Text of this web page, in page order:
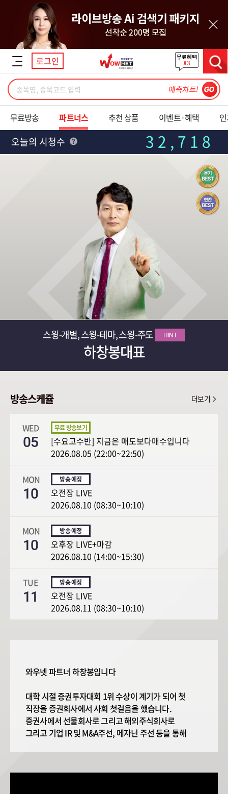
닫기
로그인
무료방송 파트너스 추천 상품 이벤트·혜택
오늘의 시청수 32,718
스윙-개별, 스윙-테마, 스윙-주도 HINT
하창봉대표
방송스케쥴 더보기
WED
05
[수요고수반] 지금은 매도보다매수입니다
2026.08.05 (22:00~22:50)
MON
10
오전장 LIVE
2026.08.10 (08:30~10:10)
MON
10
오후장 LIVE+마감
2026.08.10 (14:00~15:30)
TUE
11
오전장 LIVE
2026.08.11 (08:30~10:10)
와우넷 파트너 하창봉입니다
대학 시절 증권투자대회 1위 수상이 계기가 되어 첫
직장을 증권회사에서 사회 첫걸음을 했습니다.
증권사에서 선물회사로 그리고 해외주식회사로
그리고 기업 IR 및 M&A주선, 메자닌 주선 등을 통해